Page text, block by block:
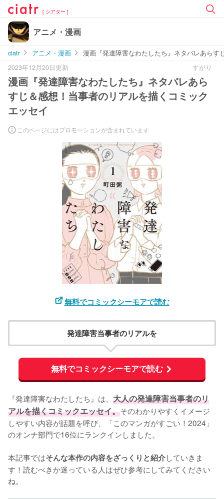
[ シアター ]
アニメ・漫画
ciatr アニメ・漫画
漫画『発達障害なわたしたち』ネタバレあら
2023年12月20日更新
すがり
漫画『発達障害なわたしたち』ネタバレあら
すじ＆感想！当事者のリアルを描くコミック
エッセイ
このページにはプロモーションが含まれています
無料でコミックシーモアで読む
発達障害当事者のリアルを
無料でコミックシーモアで読む
『発達障害なわたしたち』は、 大人の発達障害当事者のリ
アルを描くコミックエッセイ。そのわかりやすくイメージ
しやすい内容が話題を呼び、「このマンガがすごい！2024」
のオンナ部門で16位にランクインしました。
本記事ではそんな本作の内容をざっくりと紹介していきま
す！読むべきか迷っている人はぜひ参考にしてみてください
ね。